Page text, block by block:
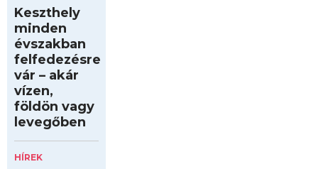
Keszthely
minden
évszakban
felfedezésre
vár – akár
vízen,
földön vagy
levegőben
HÍREK